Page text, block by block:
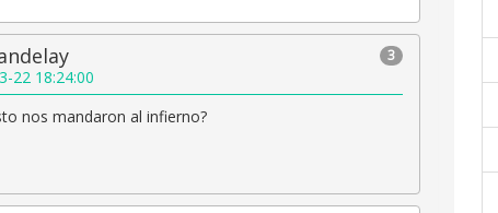
3
22 18:24:00
nos mandaron al infierno?